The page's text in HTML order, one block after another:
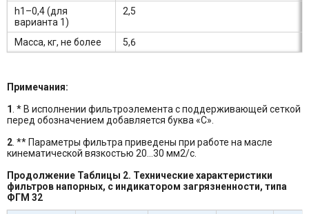
h1–0,4 (для
варианта 1)
2,5
Масса, кг, не более 5,6
Примечания:
1. * В исполнении фильтроэлемента с поддерживающей сеткой
перед обозначением добавляется буква «С».
2. ** Параметры фильтра приведены при работе на масле
кинематической вязкостью 20…30 мм2/с.
Продолжение Таблицы 2. Технические характеристики
фильтров напорных, с индикатором загрязненности, типа
ФГМ 32